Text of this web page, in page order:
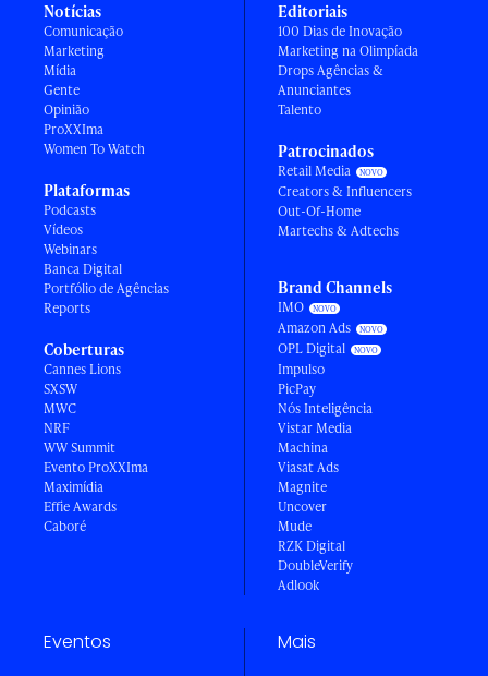
Notícias
Comunicação
Marketing
Mídia
Gente
Opinião
ProXXIma
Women To Watch
Plataformas
Podcasts
Vídeos
Webinars
Banca Digital
Portfólio de Agências
Reports
Coberturas
Cannes Lions
SXSW
MWC
NRF
WW Summit
Evento ProXXIma
Maximídia
Effie Awards
Caboré
Editoriais
100 Dias de Inovação
Marketing na Olimpíada
Drops Agências &
Anunciantes
Talento
Patrocinados
Retail Media
Creators & Influencers
Out-Of-Home
Martechs & Adtechs
Brand Channels
IMO
Amazon Ads
OPL Digital
Impulso
PicPay
Nós Inteligência
Vistar Media
Machina
Viasat Ads
Magnite
Uncover
Mude
RZK Digital
DoubleVerify
Adlook
Eventos Mais